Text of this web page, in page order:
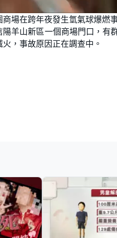
a
d
:
8
5
商場在跨年夜發生氫氣球爆燃
羊山新區一個商場門口，
，事故原因正在調查中。